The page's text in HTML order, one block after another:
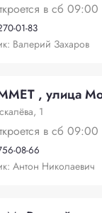
в сб 09:00
01-83
Валерий Захаров
, улица
1
в сб 09:00
08-66
Антон Николаевич